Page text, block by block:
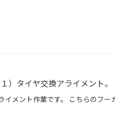
）タイヤ交換アライメント。